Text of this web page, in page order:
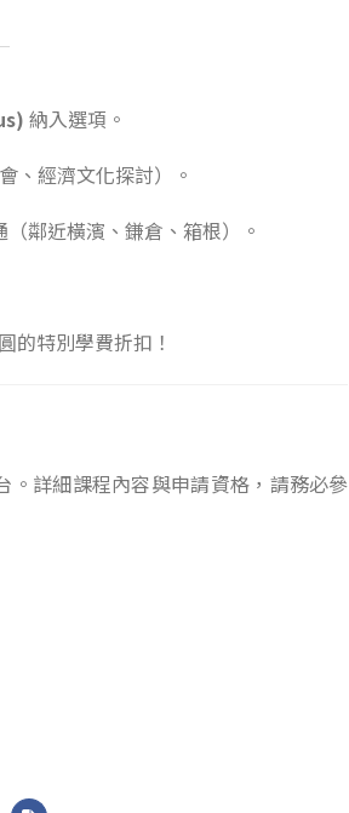
納入選項。
、經濟文化探討）。
鄰近橫濱、鎌倉、箱根）。
的特別學費折扣！
。詳細課程內容與申請資格，請務必參